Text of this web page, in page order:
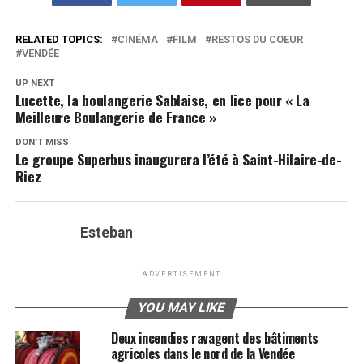
RELATED TOPICS: CINÉMA FILM
RESTOS DU COEUR
VENDÉE
UP NEXT
Lucette, la boulangerie Sablaise, en lice pour « La
Meilleure Boulangerie de France »
DON'T MISS
Le groupe Superbus inaugurera l’été à Saint-Hilaire-de-
Riez
Esteban
ADVERTISEMENT
YOU MAY LIKE
Deux incendies ravagent des bâtiments
agricoles dans le nord de la Vendée